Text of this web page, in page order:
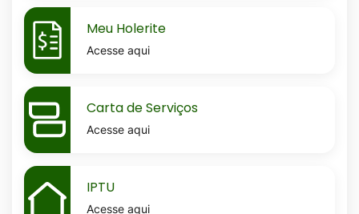
MaskMeu-
holerite
Meu Holerite
Acesse aqui
MaskCarta-
de-
servicos
Carta de Serviços
Acesse aqui
MaskIptuIPTU
Acesse aqui